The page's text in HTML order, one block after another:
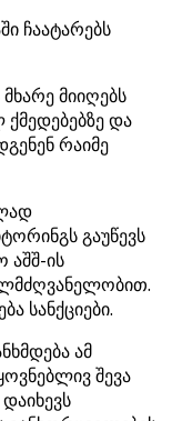
ჩაატარებს
მიიღებს
და
რაიმე
გაუწევს
აშშ-ის
სანქციები.
ამ
შევა